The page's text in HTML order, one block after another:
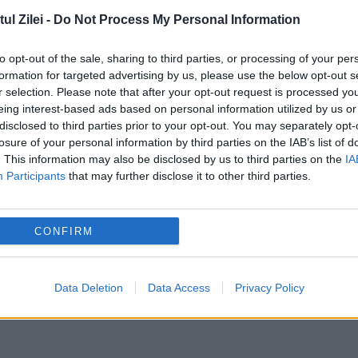
Zilei - Do Not Process My Personal Information
opt-out of the sale, sharing to third parties, or processing of your
for targeted advertising by us, please use the below opt-out
selection. Please note that after your opt-out request is processed
interest-based ads based on personal information utilized by us
to third parties prior to your opt-out. You may separately
of your personal information by third parties on the IAB’s list of
This information may also be disclosed by us to third parties on the
Participants that may further disclose it to other third parties.
CONFIRM
Data Deletion Data Access Privacy Policy
Programul transmisiunilor sportive TV
de vineri, 13 februarie
13 FEBRUARIE 2015
EVZ vă prezintă evenimentele sportive ce
vor putea fi urmărite pe micul ecran 16.30 -